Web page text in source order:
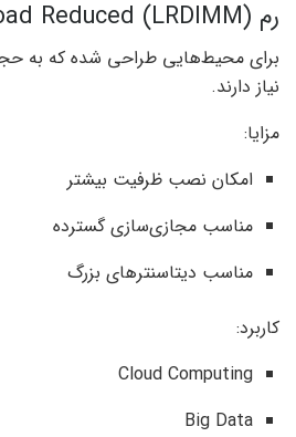
رم Load Reduced (LRDIMM)
برای محیط‌هایی طراحی شده که به
نیاز دارند.
مزایا:
امکان نصب ظرفیت بیشتر
مناسب مجازی‌سازی گسترده
مناسب دیتاسنترهای بزرگ
کاربرد:
Cloud Computing
Big Data